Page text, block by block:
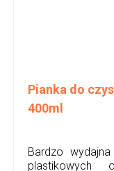
Pianka do
400ml
Bardzo
plastikowych